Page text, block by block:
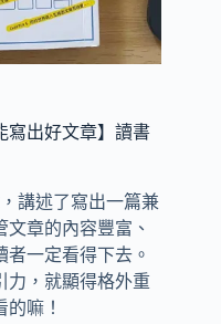
寫出好文章】讀書
講述了寫出一篇兼
章的內容豐富、
一定看得下去。
力，就顯得格外重
嘛！